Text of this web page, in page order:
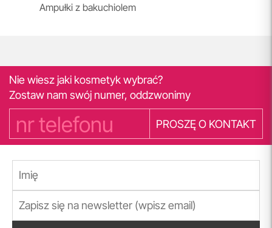
Ampułki z bakuchiolem
Nie wiesz jaki kosmetyk wybrać?
Zostaw nam swój numer, oddzwonimy
PROSZĘ O KONTAKT